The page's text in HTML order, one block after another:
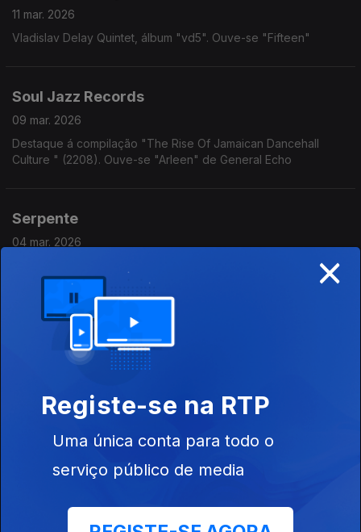
11 mar. 2026
Vladislav Delay Quintet, álbum "vd5". Ouve-se "Fifteen"
Soul Jazz Records
09 mar. 2026
Destaque á compilação "The Rise Of Jamaican Dancehall
Culture " (2208). Ouve-se "Arleen" de General Echo
Serpente
04 mar. 2026
Serpente (Bruno Silva), "Visita de Fogo". Ouve-se "Partes
Nada"
02 mar. 2026
Shane Parish
25 fev. 2026
×
Registe-se na RTP
Uma única conta para todo o
serviço público de media